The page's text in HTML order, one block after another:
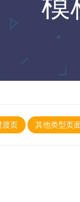
渡页 其他类型页